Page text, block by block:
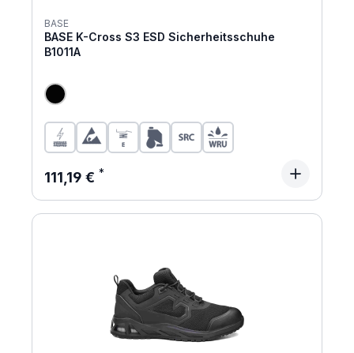
BASE
BASE K-Cross S3 ESD Sicherheitsschuhe
B1011A
Regulärer Preis:
111,19 €